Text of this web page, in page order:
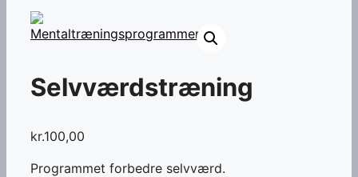
Selvværdstræning
kr.100,00
Programmet forbedre selvværd.